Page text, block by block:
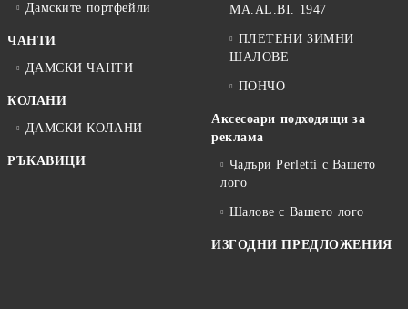
Дамските портфейли
ЧАНТИ
ДАМСКИ ЧАНТИ
КОЛАНИ
ДАМСКИ КОЛАНИ
РЪКАВИЦИ
MA.AL.BI. 1947
ПЛЕТЕНИ ЗИМНИ
ШАЛОВЕ
ПОНЧО
Аксесоари подходящи за
реклама
Чадъри Perletti с Вашето
лого
Шалове с Вашето лого
ИЗГОДНИ ПРЕДЛОЖЕНИЯ